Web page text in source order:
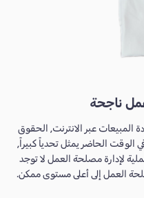
ناجحة
المبيعات عبر الانترنت, الحقوق
الحاضر يمثل تحدياً كبيراً,
لإدارة مصلحة العمل لا توجد
العمل إلى أعلى مستوى ممكن.